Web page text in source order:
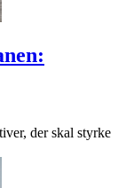
der skal styrke